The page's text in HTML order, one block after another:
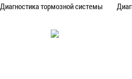
Диагностика тормозной системы
Диагностика